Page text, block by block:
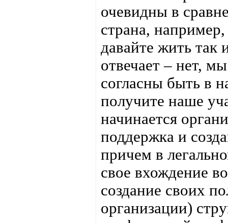
очевидны в
страна,
давайте жить так
отвечает – нет,
согласны быть в
получите наше
начинается
поддержка и
причем в
свое вхождение
создание своих
организации)